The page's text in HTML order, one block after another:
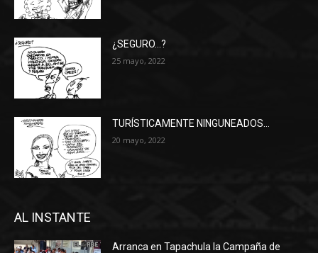
¿SEGURO…?
25 mayo, 2022
TURÍSTICAMENTE NINGUNEADOS…
20 mayo, 2022
AL INSTANTE
Arranca en Tapachula la Campaña de